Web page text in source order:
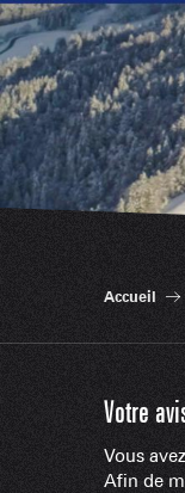
Accueil
Votre
Vous
Afin de